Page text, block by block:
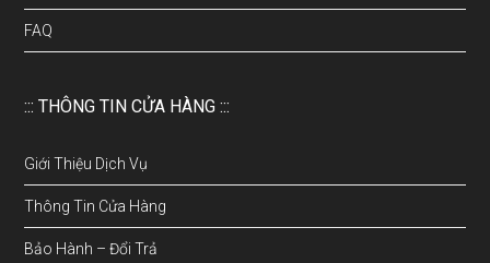
FAQ
::: THÔNG TIN CỬA HÀNG :::
Giới Thiệu Dịch Vụ
Thông Tin Cửa Hàng
Bảo Hành – Đổi Trả